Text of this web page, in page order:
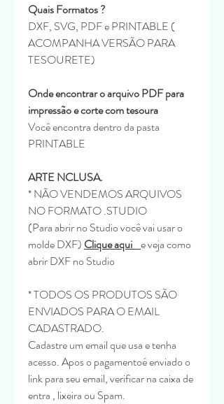
Quais Formatos ?
DXF, SVG, PDF e PRINTABLE (
ACOMPANHA VERSÃO PARA
TESOURETE)
Onde encontrar o arquivo PDF para
impressão e corte com tesoura
Você encontra dentro da pasta
PRINTABLE
ARTE NCLUSA.
* NÃO VENDEMOS ARQUIVOS
NO FORMATO .STUDIO
(Para abrir no Studio você vai usar o
molde DXF) Clique aqui e veja como
abrir DXF no Studio
* TODOS OS PRODUTOS SÃO
ENVIADOS PARA O EMAIL
CADASTRADO.
Cadastre um email que usa e tenha
acesso. Apos o pagamentoé enviado o
link para seu email, verificar na caixa de
entra , lixeira ou Spam.